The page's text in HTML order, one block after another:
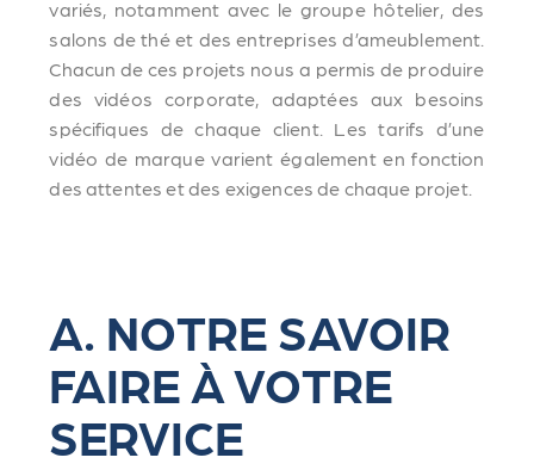
variés, notamment avec le groupe hôtelier, des
salons de thé et des entreprises d’ameublement.
Chacun de ces projets nous a permis de produire
des vidéos corporate, adaptées aux besoins
spécifiques de chaque client. Les tarifs d’une
vidéo de marque varient également en fonction
des attentes et des exigences de chaque projet.
A. NOTRE SAVOIR
FAIRE À VOTRE
SERVICE